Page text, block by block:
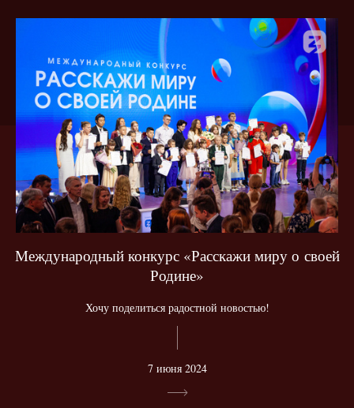
Международный конкурс «Расскажи миру о своей
Родине»
Хочу поделиться радостной новостью!
7 июня 2024